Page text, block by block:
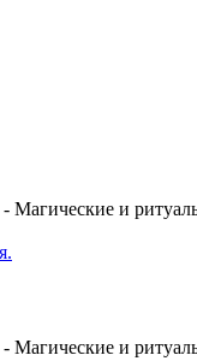
- Магические и
- Магические и